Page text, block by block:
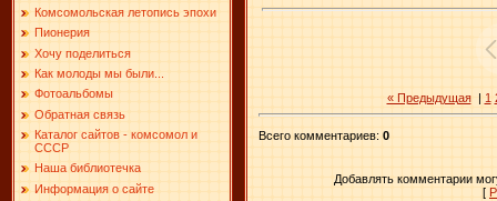
Комсомольская летопись эпохи
Пионерия
Хочу поделиться
Как молоды мы были...
Фотоальбомы
Обратная связь
Каталог сайтов - комсомол и
СССР
Наша библиотечка
Информация о сайте
« Предыдущая| 1
Всего комментариев: 0
Добавлять комментарии
[